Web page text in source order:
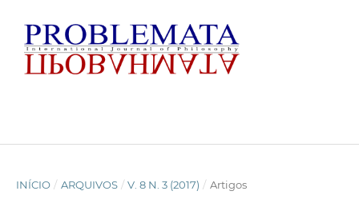
INÍCIO / ARQUIVOS / V. 8 N. 3 (2017) / Artigos